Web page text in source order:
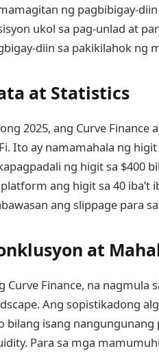
ng pagbibigay-
ukol sa pag-unlad at
diin sa pakikilahok ng
at Statistics
2025, ang Curve Finance
Ito ay namamahala ng
ng higit sa $400
ang higit sa 40 iba’t
ang slippage para
at
Curve Finance, na nagmula
Ang sopistikadong
bilang isang
Para sa mga